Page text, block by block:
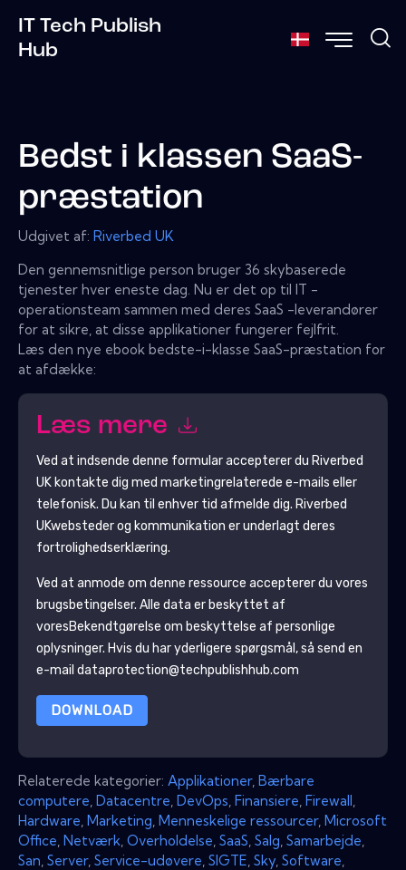
IT Tech Publish
Hub
Bedst i klassen SaaS-
præstation
Udgivet af: Riverbed UK
Den gennemsnitlige person bruger 36 skybaserede
tjenester hver eneste dag. Nu er det op til IT -
operationsteam sammen med deres SaaS -leverandører
for at sikre, at disse applikationer fungerer fejlfrit.
Læs den nye ebook bedste-i-klasse SaaS-præstation for
at afdække:
Læs mere
Ved at indsende denne formular accepterer du Riverbed
UKkontakte dig med marketingrelaterede e-mails eller
telefonisk. Du kan til enhver tid afmelde dig. Riverbed
UKwebsteder og kommunikation er underlagt deres
fortrolighedserklæring.
Ved at anmode om denne ressource accepterer du vores
brugsbetingelser. Alle data er beskyttet af
voresBekendtgørelse om beskyttelse af personlige
oplysninger. Hvis du har yderligere spørgsmål, så send en
e-mail dataprotection@techpublishhub.com
DOWNLOAD
Relaterede kategorier: Applikationer, Bærbare
computere Datacentre DevOps Finansiere Firewall
Hardware Marketing Menneskelige ressourcer, Microsoft
Office Netværk Overholdelse SaaS Salg Samarbejde
San Server, Service-udøvere SIGTE Sky Software